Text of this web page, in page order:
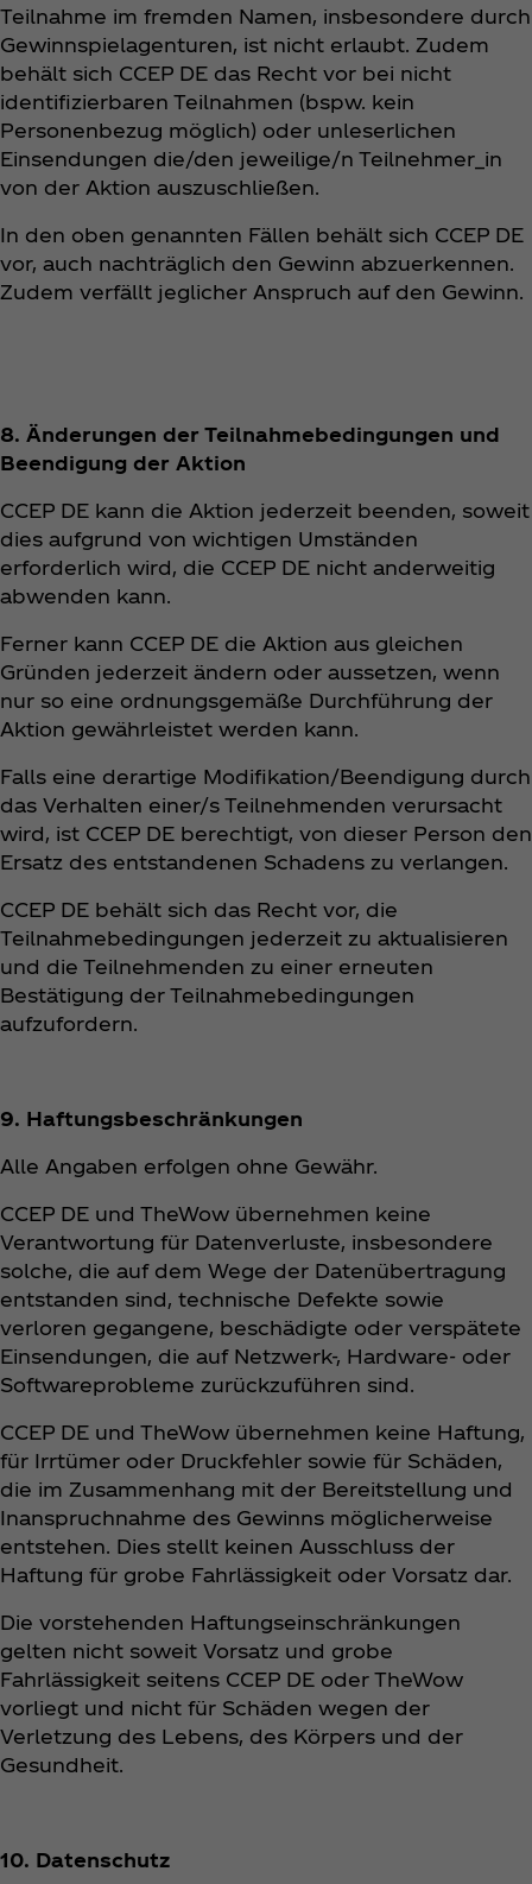
Teilnahme im fremden Namen, insbesondere durch
Gewinnspielagenturen, ist nicht erlaubt. Zudem
behält sich CCEP DE das Recht vor bei nicht
identifizierbaren Teilnahmen (bspw. kein
Personenbezug möglich) oder unleserlichen
Einsendungen die/den jeweilige/n Teilnehmer_in
von der Aktion auszuschließen.
In den oben genannten Fällen behält sich CCEP DE
vor, auch nachträglich den Gewinn abzuerkennen.
Zudem verfällt jeglicher Anspruch auf den Gewinn.
8. Änderungen der Teilnahmebedingungen und
Beendigung der Aktion
CCEP DE kann die Aktion jederzeit beenden, soweit
dies aufgrund von wichtigen Umständen
erforderlich wird, die CCEP DE nicht anderweitig
abwenden kann.
Ferner kann CCEP DE die Aktion aus gleichen
Gründen jederzeit ändern oder aussetzen, wenn
nur so eine ordnungsgemäße Durchführung der
Aktion gewährleistet werden kann.
Falls eine derartige Modifikation/Beendigung durch
das Verhalten einer/s Teilnehmenden verursacht
wird, ist CCEP DE berechtigt, von dieser Person den
Ersatz des entstandenen Schadens zu verlangen.
CCEP DE behält sich das Recht vor, die
Teilnahmebedingungen jederzeit zu aktualisieren
und die Teilnehmenden zu einer erneuten
Bestätigung der Teilnahmebedingungen
aufzufordern.
9. Haftungsbeschränkungen
Alle Angaben erfolgen ohne Gewähr.
CCEP DE und TheWow übernehmen keine
Verantwortung für Datenverluste, insbesondere
solche, die auf dem Wege der Datenübertragung
entstanden sind, technische Defekte sowie
verloren gegangene, beschädigte oder verspätete
Einsendungen, die auf Netzwerk-, Hardware- oder
Softwareprobleme zurückzuführen sind.
CCEP DE und TheWow übernehmen keine Haftung,
für Irrtümer oder Druckfehler sowie für Schäden,
die im Zusammenhang mit der Bereitstellung und
Inanspruchnahme des Gewinns möglicherweise
entstehen. Dies stellt keinen Ausschluss der
Haftung für grobe Fahrlässigkeit oder Vorsatz dar.
Die vorstehenden Haftungseinschränkungen
gelten nicht soweit Vorsatz und grobe
Fahrlässigkeit seitens CCEP DE oder TheWow
vorliegt und nicht für Schäden wegen der
Verletzung des Lebens, des Körpers und der
Gesundheit.
10. Datenschutz